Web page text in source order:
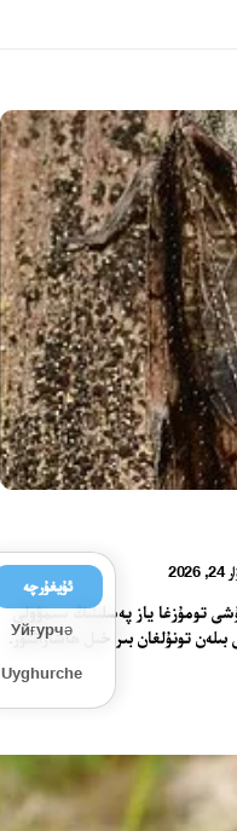
2026
تومۇزغا ياز پەسلىنىڭ سىمۋولى
تونۇلغان بىر خىل ھاشاراتتۇر.
ئۇيغۇرچە
Уйғурчә
Uyghurche